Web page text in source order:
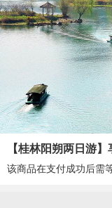
【桂林阳朔两日游
该商品在支付成功后需